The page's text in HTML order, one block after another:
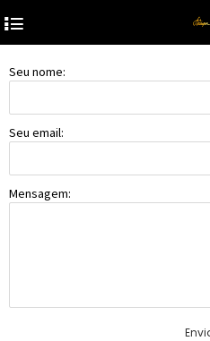
4
Seu nome:
Seu email:
Mensagem: